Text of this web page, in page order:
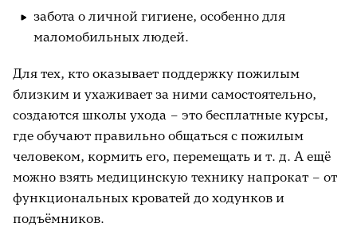
забота о личной гигиене, особенно для
маломобильных людей.
Для тех, кто оказывает поддержку пожилым
близким и ухаживает за ними самостоятельно,
создаются школы ухода – это бесплатные курсы,
где обучают правильно общаться с пожилым
человеком, кормить его, перемещать и т. д. А ещё
можно взять медицинскую технику напрокат – от
функциональных кроватей до ходунков и
подъёмников.